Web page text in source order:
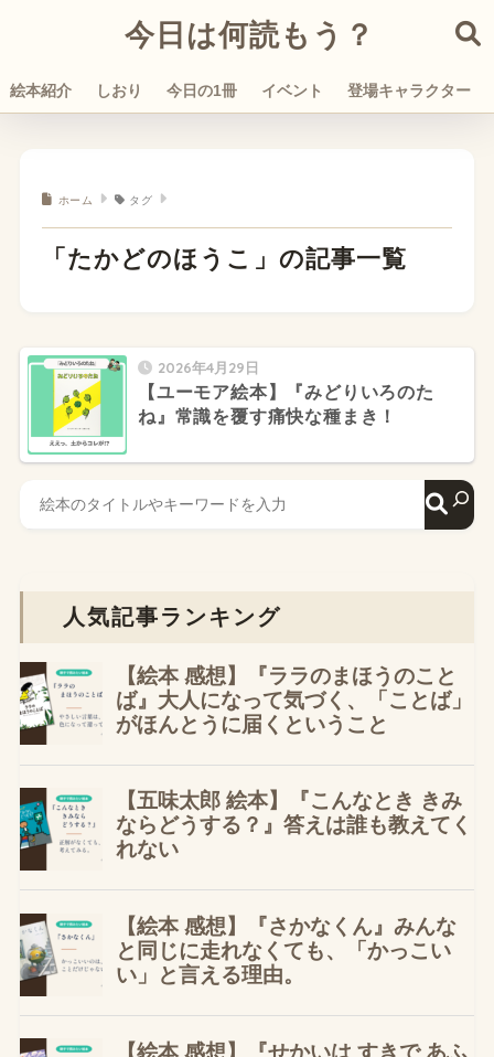
今日は何読もう？
絵本紹介 しおり 今日の1冊 イベント 登場キャラクター
ホーム タグ
「たかどのほうこ」の記事一覧
2026年4月29日
【ユーモア絵本】『みどりいろのた
ね』常識を覆す痛快な種まき！
人気記事ランキング